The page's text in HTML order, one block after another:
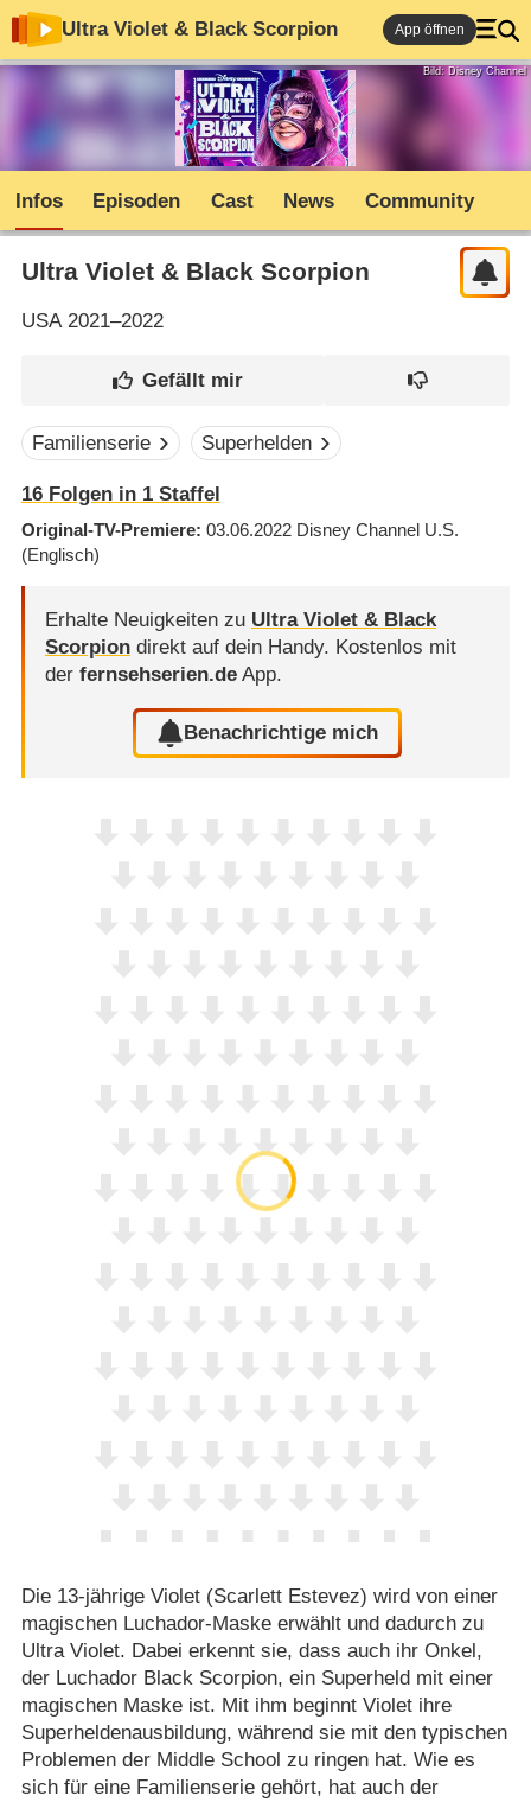
Ultra Violet & Black Scorpion App öffnen
Bild: Disney Channel
Infos Episoden Cast News Community
Ultra Violet & Black Scorpion
USA2021–2022
Familienserie Superhelden
16Folgen in 1Staffel
Original-TV-Premiere 03.06.2022 Disney Channel U.S.
(Englisch)
Erhalte Neuigkeiten zu Ultra Violet & Black
Scorpiondirekt auf dein Handy. Kostenlos mit
der fernsehserien.deApp.
Benachrichtige mich
Die 13-jährige Violet (Scarlett Estevez) wird von einer
magischen Luchador-Maske erwählt und dadurch zu
Ultra Violet. Dabei erkennt sie, dass auch ihr Onkel,
der Luchador Black Scorpion, ein Superheld mit einer
magischen Maske ist. Mit ihm beginnt Violet ihre
Superheldenausbildung, während sie mit den typischen
Problemen der Middle School zu ringen hat. Wie es
sich für eine Familienserie gehört, hat auch der